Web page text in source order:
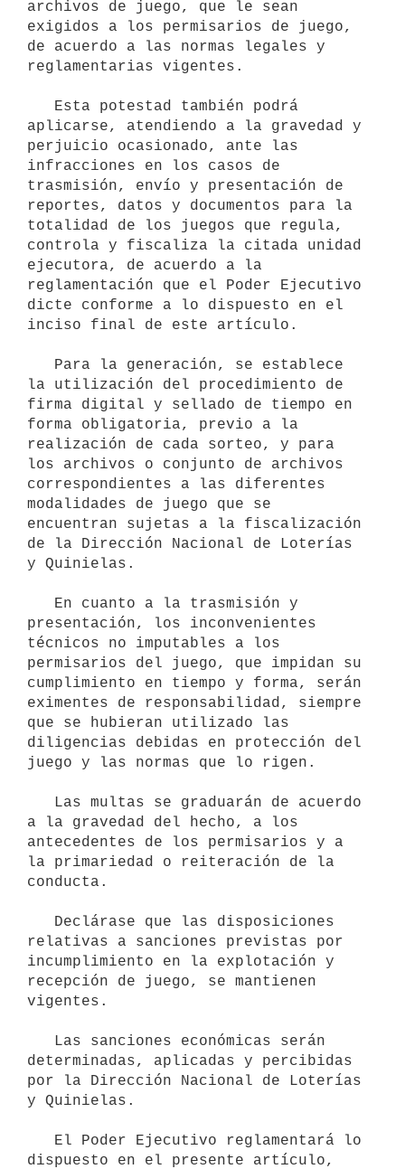
archivos de juego, que le sean
exigidos a los permisarios de juego,
de acuerdo a las normas legales y
reglamentarias vigentes.
aplicarse, atendiendo a la gravedad y
perjuicio ocasionado, ante las
infracciones en los casos de
trasmisión, envío y presentación de
reportes, datos y documentos para la
totalidad de los juegos que regula,
controla y fiscaliza la citada unidad
ejecutora, de acuerdo a la
reglamentación que el Poder Ejecutivo
dicte conforme a lo dispuesto en el
inciso final de este artículo.
la utilización del procedimiento de
firma digital y sellado de tiempo en
forma obligatoria, previo a la
realización de cada sorteo, y para
los archivos o conjunto de archivos
correspondientes a las diferentes
modalidades de juego que se
encuentran sujetas a la fiscalización
de la Dirección Nacional de Loterías
y Quinielas.
presentación, los inconvenientes
técnicos no imputables a los
permisarios del juego, que impidan su
cumplimiento en tiempo y forma, serán
eximentes de responsabilidad, siempre
que se hubieran utilizado las
diligencias debidas en protección del
juego y las normas que lo rigen.
a la gravedad del hecho, a los
antecedentes de los permisarios y a
la primariedad o reiteración de la
conducta.
relativas a sanciones previstas por
incumplimiento en la explotación y
recepción de juego, se mantienen
vigentes.
determinadas, aplicadas y percibidas
por la Dirección Nacional de Loterías
y Quinielas.
dispuesto en el presente artículo,